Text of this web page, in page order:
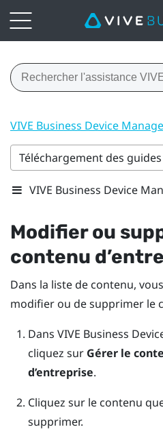
VIVE Business Device
Téléchargement des guides
VIVE Business Device
Modifier ou
contenu
Dans la liste de contenu,
modifier ou de supprimer le
Dans VIVE Business
cliquez sur Gérer le
d’entreprise.
Cliquez sur le contenu
supprimer.